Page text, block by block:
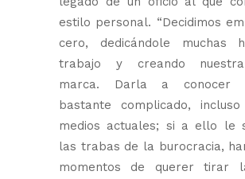
estilo personal. “Decidimos
cero, dedicándole muchas
trabajo y creando
marca. Darla a conocer
bastante complicado,
medios actuales; si a ello le
las trabas de la burocracia,
momentos de querer tirar